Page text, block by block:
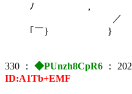
ﾉ ,
／ {ニニﾆ=-
｢￣} }
330 ： ◆PUnzh8CpR6 ：
ID:A1Tb+EMF